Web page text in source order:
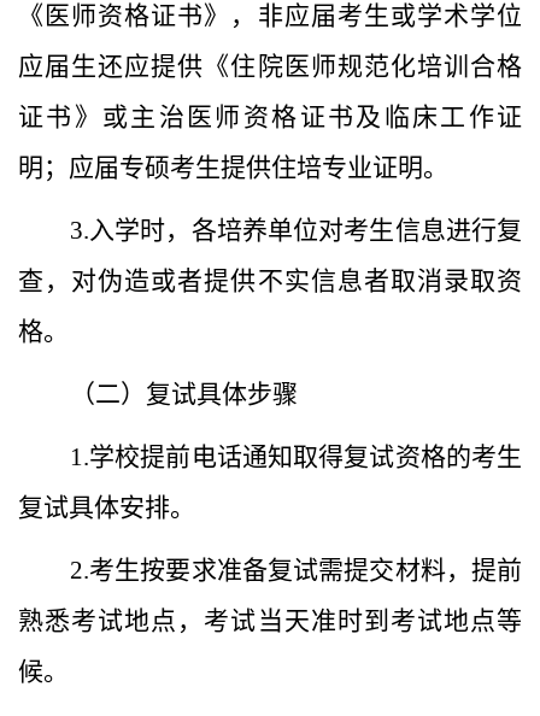
《医师资格证书》，非应届考生或学术学位
应届生还应提供《住院医师规范化培训合格
证书》或主治医师资格证书及临床工作证
明；应届专硕考生提供住培专业证明。
3.入学时，各培养单位对考生信息进行复
查，对伪造或者提供不实信息者取消录取资
格。
（二）复试具体步骤
1.学校提前电话通知取得复试资格的考生
复试具体安排。
2.考生按要求准备复试需提交材料，提前
熟悉考试地点，考试当天准时到考试地点等
候。